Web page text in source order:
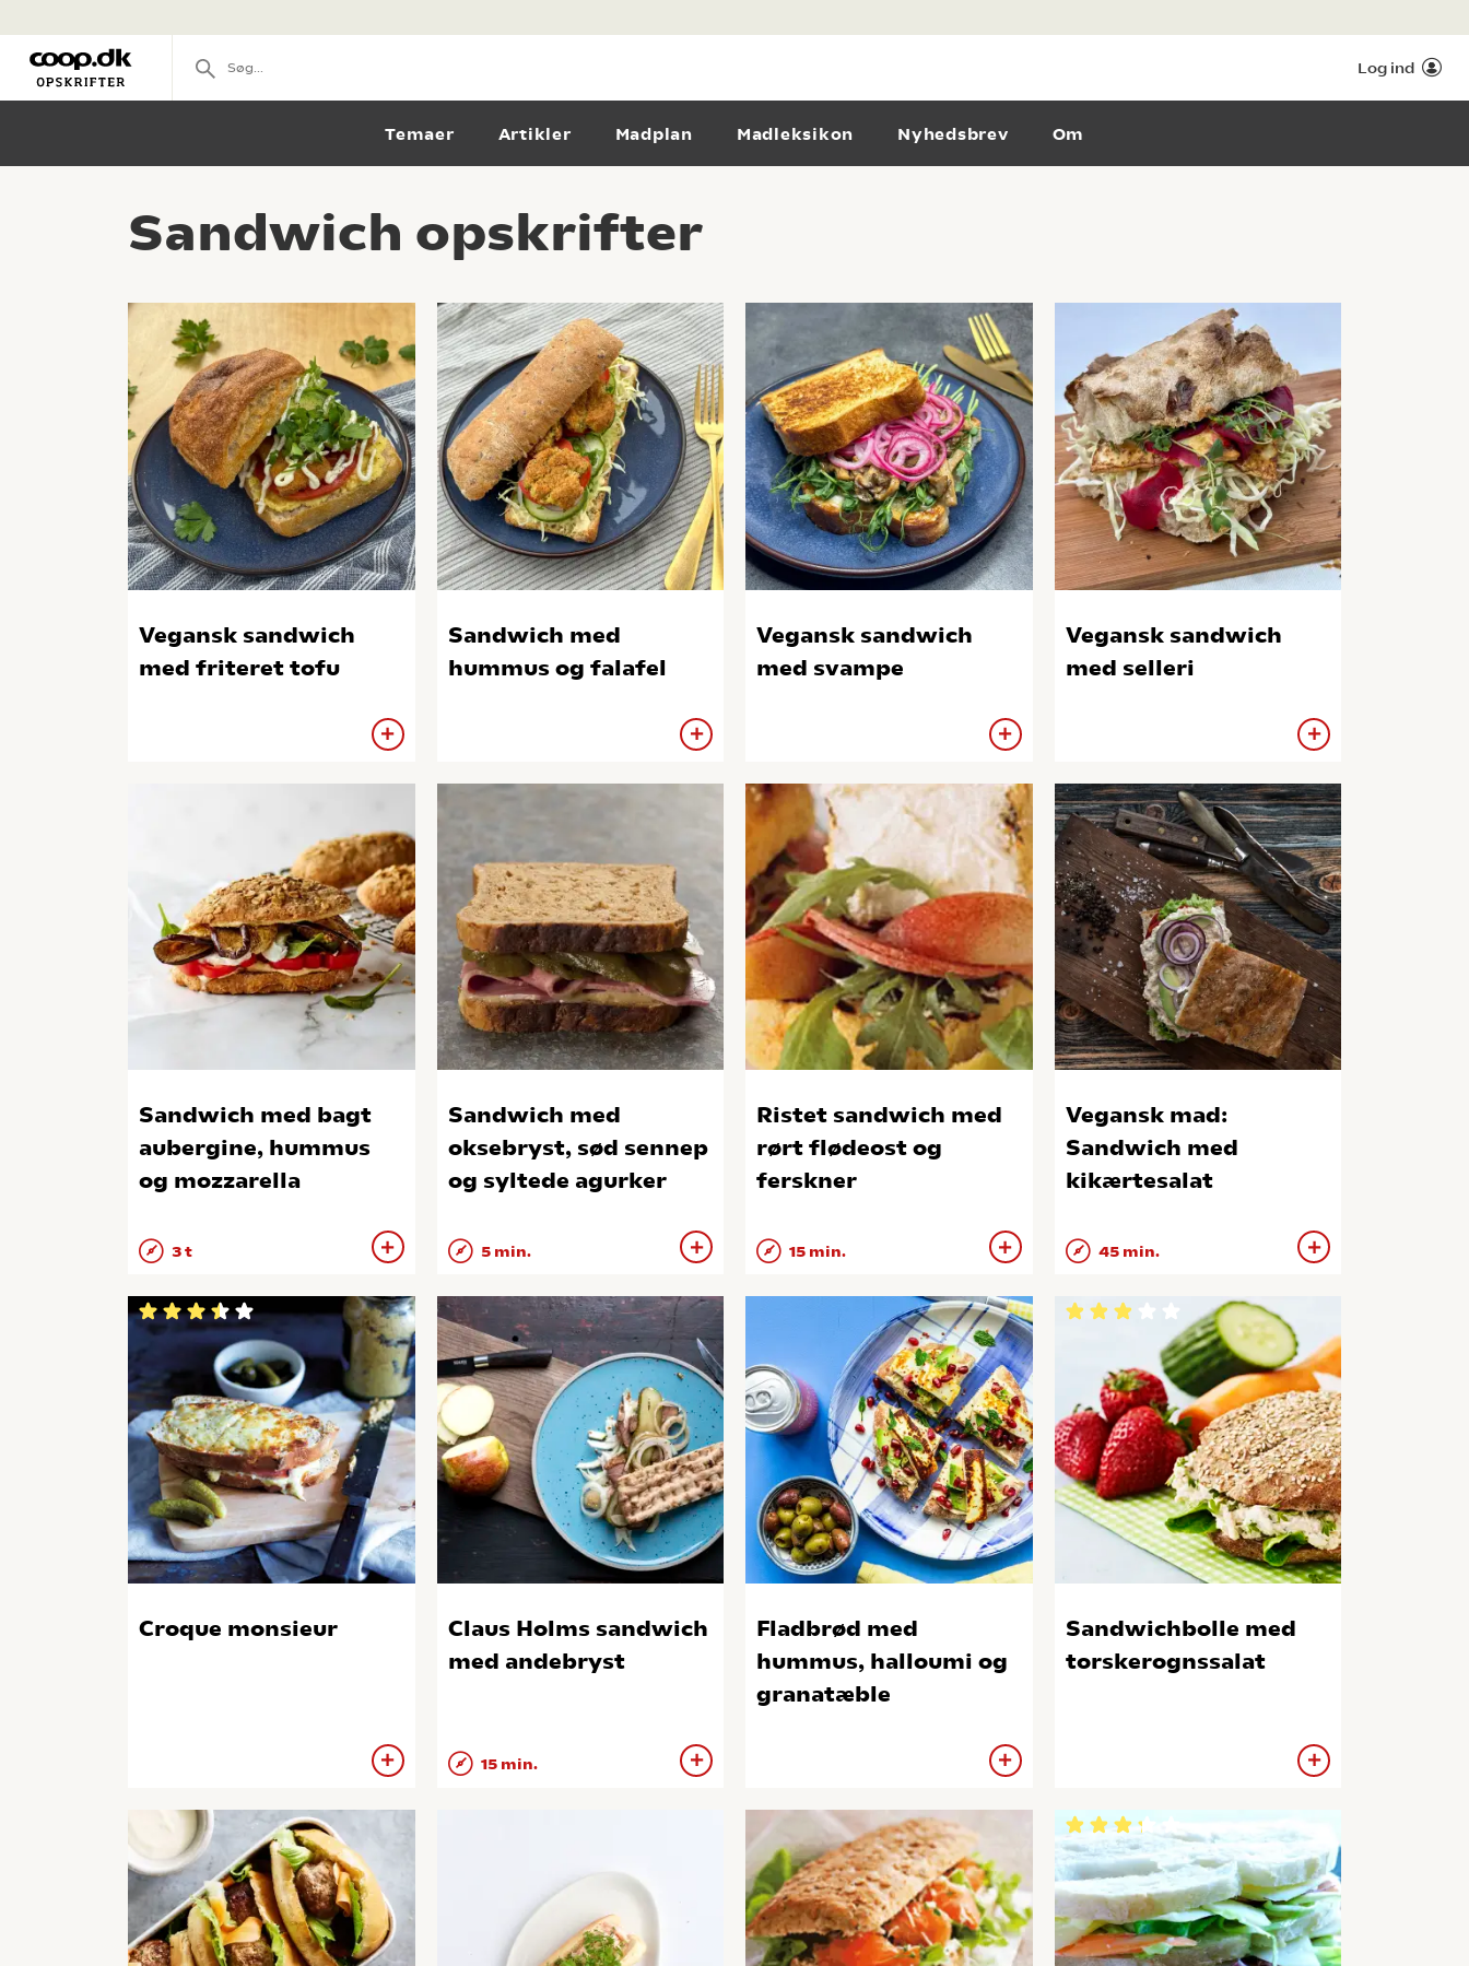
Log ind
Temaer Artikler Madplan Madleksikon Nyhedsbrev Om
Sandwich opskrifter
Vegansk sandwich
med friteret tofu
Sandwich med
hummus og falafel
Vegansk sandwich
med svampe
Vegansk sandwich
med selleri
Sandwich med bagt
aubergine, hummus
og mozzarella
3 t
Sandwich med
oksebryst, sød sennep
og syltede agurker
5 min.
Ristet sandwich med
rørt flødeost og
ferskner
15 min.
Vegansk mad:
Sandwich med
kikærtesalat
45 min.
Croque monsieur
Claus Holms sandwich
med andebryst
15 min.
Fladbrød med
hummus, halloumi og
granatæble
Sandwichbolle med
torskerognssalat